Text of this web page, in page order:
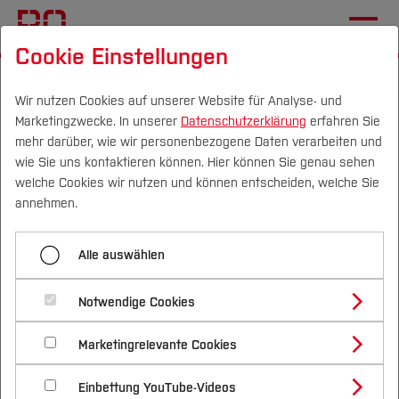
Campus Personen DE|EN Quicklinks
Studium
Studienangebote
Bachelorstudiengänge
Masterstudiengänge
Vor dem Studium
Bewerben & Einschreiben
Bewerbungsportal
Im Studium
Studienbüros und Prüfungen
Nach dem Studium
Forschung & Transfer
Profil
Forschungs- und Transferprofil
Schwerpunkte (FuT)
Beratung & Förderung
Nachhaltigkeit
Nachhaltigkeit studieren
International
Teilhabeunterstützung an
der Hochschule Bochum
am Standort
Gesundheitscampus
Studierende und Mitarbeitende mit un/sichtbaren
Beeinträchtigungen sind mit besonderen
Herausforderungen konfrontiert. Barrieren finden
sich in den verschiedensten Bereichen des
Cookie Einstellungen
Wir nutzen Cookies auf unserer Website für Analyse- und
Marketingzwecke. In unserer Datenschutzerklärung erfahren Sie
mehr darüber, wie wir personenbezogene Daten verarbeiten und
wie Sie uns kontaktieren können. Hier können Sie genau sehen
welche Cookies wir nutzen und können entscheiden, welche Sie
annehmen.
Alle auswählen
Notwendige Cookies
Marketingrelevante Cookies
Einbettung YouTube-Videos